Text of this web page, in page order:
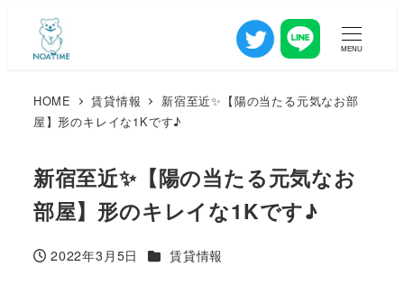
MENU
HOME 賃貸情報
新宿至近✨【陽の当たる元気なお部
屋】形のキレイな1Kです♪
新宿至近✨【陽の当たる元気なお
部屋】形のキレイな1Kです♪
投稿日
2022年3月5日 カテゴリー
賃貸情報